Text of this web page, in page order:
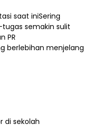
saat iniSering
semakin sulit
PR
berlebihan menjelang
di sekolah